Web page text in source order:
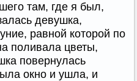
там, где я был,
девушка,
равной которой по
поливала цветы,
повернулась
окно и ушла, и